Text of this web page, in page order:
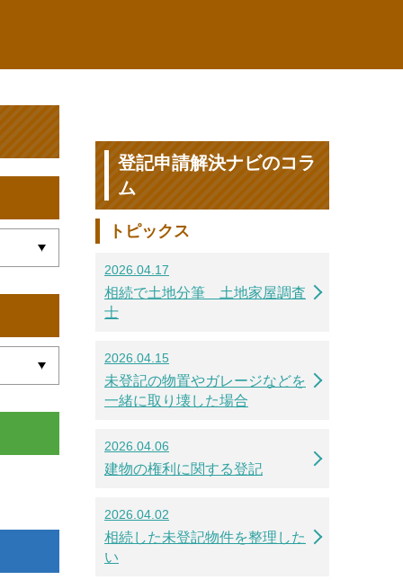
登記申請解決ナビのコラ
ム
トピックス
2026.04.17
相続で土地分筆 土地家屋調査
士
2026.04.15
未登記の物置やガレージなどを
一緒に取り壊した場合
2026.04.06
建物の権利に関する登記
2026.04.02
相続した未登記物件を整理した
い